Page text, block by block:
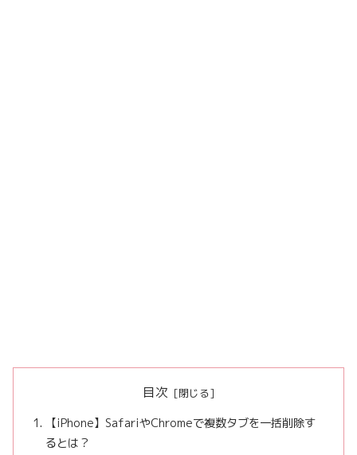
目次
【iPhone】SafariやChromeで複数タブを一括削除す
るとは？